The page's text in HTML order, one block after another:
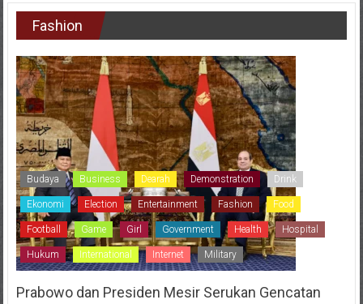
Fashion
Budaya Business Dearah Demonstration Drink
Ekonomi Election Entertainment Fashion Food
Football Game Girl Government Health Hospital
Hukum International Internet Military
Prabowo dan Presiden Mesir Serukan Gencatan